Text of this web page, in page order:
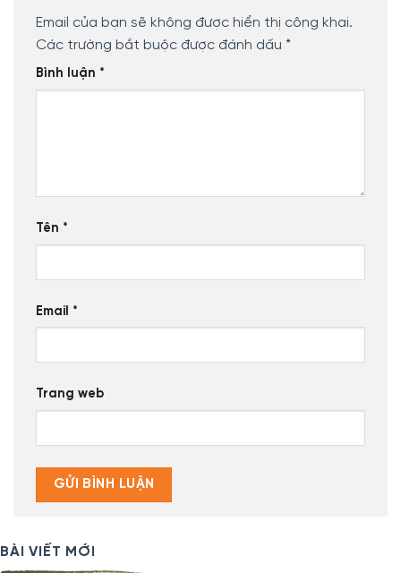
Email của bạn sẽ không được hiển thị công khai.
Các trường bắt buộc được đánh dấu *
Bình luận *
Tên *
Email *
Trang web
BÀI VIẾT MỚI